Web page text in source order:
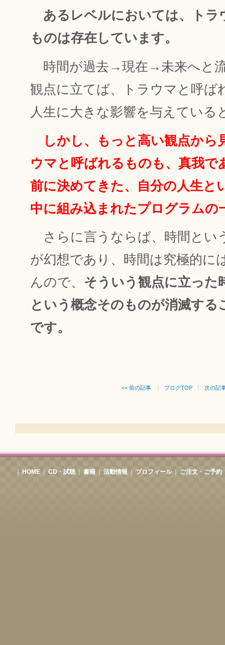
あるレベルにおいては、トラ
ものは存在しています。
時間が過去→現在→未来へと
観点に立てば、トラウマと呼ば
人生に大きな影響を与えている
しかし、もっと高い観点から
ウマと呼ばれるものも、真我で
前に決めてきた、自分の人生と
中に組み込まれたプログラムの
さらに言うならば、時間とい
が幻想であり、時間は究極的に
んので、 そういう観点に立った
という概念そのものが消滅する
です。
<< 前の記事 ブログTOP 次の記
HOME CD・試聴 書籍 活動情報 プロフィール ご注文・ご予約